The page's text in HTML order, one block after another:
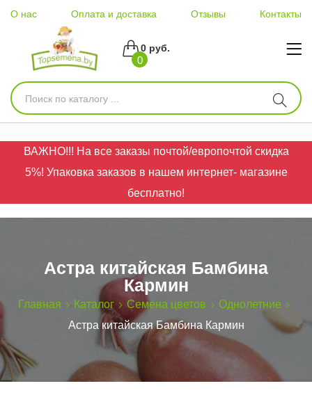
О нас Оплата и доставка Отзывы Контакты
0
0 руб.
ВАЖНО!!! На все заказы почтой/европочтой скидка
5%! Упаковка заказов в нашем интернет- магазине
бесплатно!
Астра китайская Бамбина
Кармин
Главная Каталог Семена цветов
Однолетние
Астра китайская Бамбина Кармин